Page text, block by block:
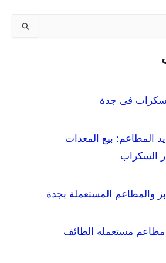
فى جدة
المطاعم: بيع المعدات
السكراب
والمطاعم المستعملة بجدة
مستعمله الطائف